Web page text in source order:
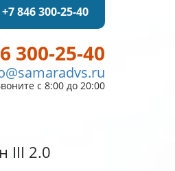
+7 846 300-25-40
300-25-40
с 8:00 до 20:00
III 2.0